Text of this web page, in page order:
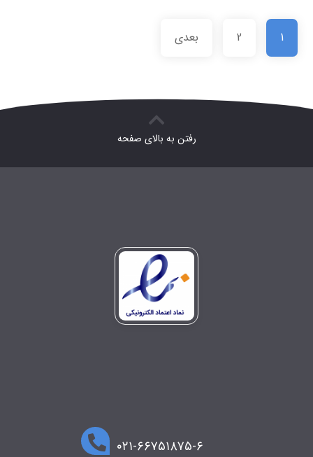
1
2 بعدی
رفتن به بالای صفحه
۰۲۱-۶۶۷۵۱۸۷۵-۶